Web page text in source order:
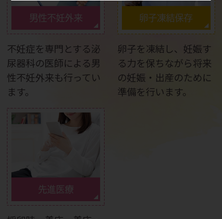
男性不妊外来
不妊症を専門とする泌
尿器科の医師による男
性不妊外来も行ってい
ます。
卵子凍結保存
卵子を凍結し、妊娠す
る力を保ちながら将来
の妊娠・出産のために
準備を行います。
先進医療